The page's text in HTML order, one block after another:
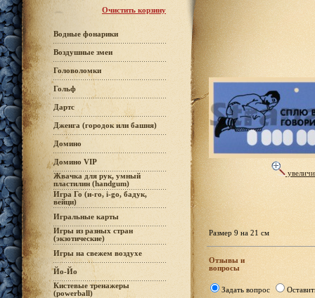
Очистить корзину
Водные фонарики
Воздушные змеи
Головоломки
Гольф
Дартс
Дженга (городок или башня)
Домино
Домино VIP
Жвачка для рук, умный
пластилин (handgum)
Игра Го (и-го, i-go, бадук,
вейци)
Игральные карты
Игры из разных стран
(экзотические)
Игры на свежем воздухе
Йо-Йо
Кистевые тренажеры
(powerball)
Размер 9 на 21 см
Отзывы и
вопросы
Задать вопрос